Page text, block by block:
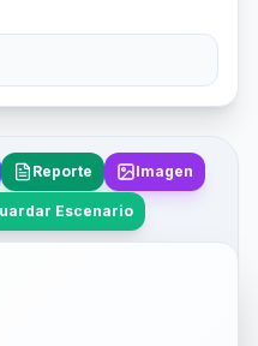
Reporte Imagen
Escenario